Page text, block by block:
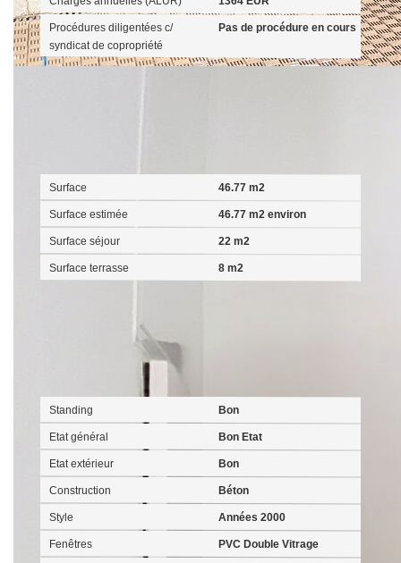
Procédures diligentées c/
syndicat de copropriété
Pas de procédure en cours
Surface 46.77 m2
Surface estimée 46.77 m2 environ
Surface séjour 22 m2
Surface terrasse 8 m2
Standing Bon
Etat général Bon Etat
Etat extérieur Bon
Construction Béton
Style Années 2000
Fenêtres PVC Double Vitrage